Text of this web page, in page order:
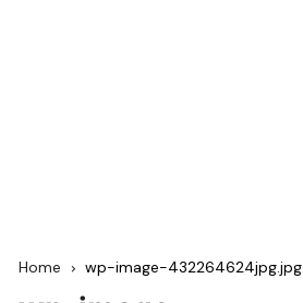
Home wp-image-432264624jpg.jpg